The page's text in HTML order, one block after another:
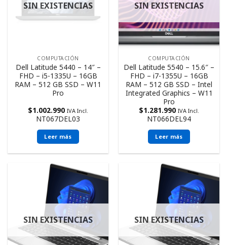
SIN EXISTENCIAS
COMPUTACIÓN
Dell Latitude 5440 – 14″ –
FHD – i5-1335U – 16GB
RAM – 512 GB SSD – W11
Pro
$1.002.990 IVA Incl.
NT067DEL03
Leer más
SIN EXISTENCIAS
COMPUTACIÓN
Dell Latitude 5540 – 15.6″ –
FHD – i7-1355U – 16GB
RAM – 512 GB SSD – Intel
Integrated Graphics – W11
Pro
$1.281.990 IVA Incl.
NT066DEL94
Leer más
SIN EXISTENCIAS SIN EXISTENCIAS